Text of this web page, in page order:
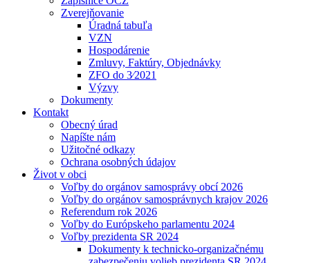
Zverejňovanie
Úradná tabuľa
VZN
Hospodárenie
Zmluvy, Faktúry, Objednávky
ZFO do 3⁄2021
Výzvy
Dokumenty
Kontakt
Obecný úrad
Napíšte nám
Užitočné odkazy
Ochrana osobných údajov
Život v obci
Voľby do orgánov samosprávy obcí 2026
Voľby do orgánov samosprávnych krajov 2026
Referendum rok 2026
Voľby do Európskeho parlamentu 2024
Voľby prezidenta SR 2024
Dokumenty k technicko-organizačnému